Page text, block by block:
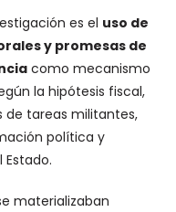
es el uso de
y promesas de
como mecanismo
la hipótesis fiscal,
de tareas militantes,
política y
materializaban